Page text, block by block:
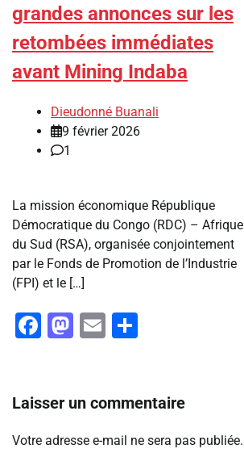
grandes annonces sur les
retombées immédiates
avant Mining Indaba
Dieudonné Buanali
9 février 2026
1
La mission économique République
Démocratique du Congo (RDC) – Afrique
du Sud (RSA), organisée conjointement
par le Fonds de Promotion de l’Industrie
(FPI) et le […]
Facebook
Mastodon
Email
Laisser un commentaire
Votre adresse e-mail ne sera pas publiée.